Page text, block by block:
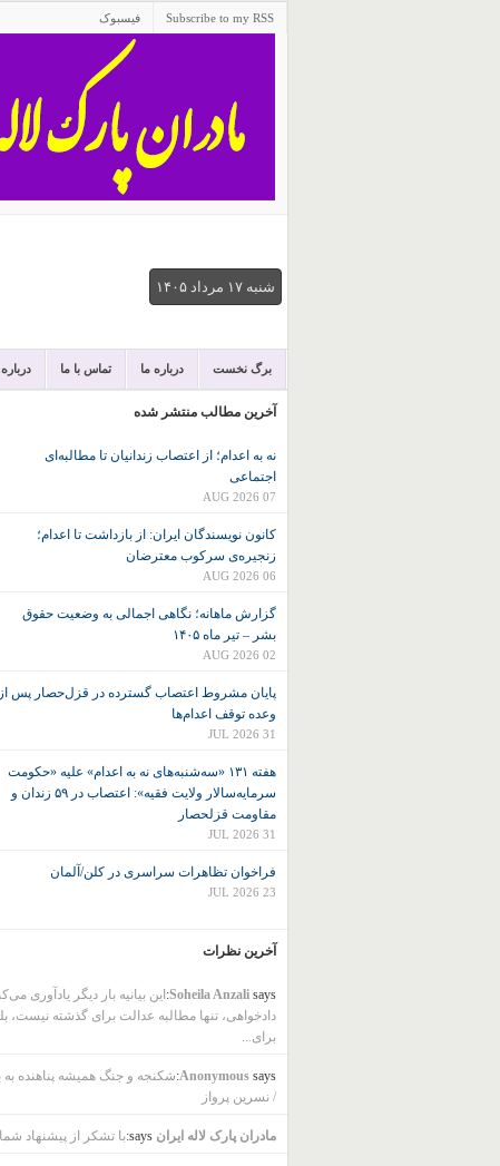
Subscribe to my RSS فیسبوک
شنبه ۱۷ مرداد ۱۴۰۵
برگ نخست درباره ما تماس با ما
آخرین مطالب منتشر شده
نه به اعدام؛ از اعتصاب زندانیان تا مطالبه‌ای
اجتماعی
07 AUG 2026
کانون نويسندگان ايران: از بازداشت تا اعدام؛
زنجیره‌ی سرکوب معترضان
06 AUG 2026
گزارش ماهانه؛ نگاهی اجمالی به وضعیت حقوق
بشر – تیر ماه ۱۴۰۵
02 AUG 2026
پایان مشروط اعتصاب گسترده در قزل‌حصار پس از
وعده توقف اعدام‌ها
31 JUL 2026
هفته ۱۳۱ «سه‌شنبه‌های نه به اعدام» علیه «حکومت
سرمایه‌سالار ولایت فقیه»: اعتصاب در ۵۹ زندان و
مقاومت قزلحصار
31 JUL 2026
فراخوان تظاهرات سراسری در کلن/آلمان
23 JUL 2026
آخرین نظرات
Soheila Anzalisays:
این بیانیه بار دیگر یادآوری
دادخواهی، تنها مطالبه عدالت برای گذشته نیست،
برای...
Anonymoussays:
شکنجه و جنگ همیشه پناهنده به
/ نسرین پرواز
مادران پارک لاله ایران says: با تشکر از پیشنهاد